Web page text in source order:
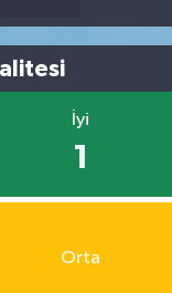
İyi
1
Orta